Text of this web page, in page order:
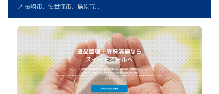
📍 長崎市、佐世保市、島原市...